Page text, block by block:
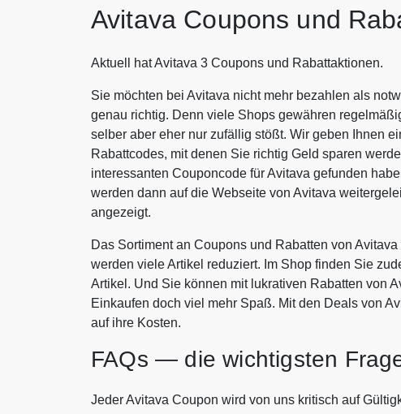
Avitava Coupons und
Aktuell hat Avitava 3 Coupons und Rabattaktionen.
Sie möchten bei Avitava nicht mehr bezahlen als
genau richtig. Denn viele Shops gewähren
selber aber eher nur zufällig stößt. Wir geben Ihnen
Rabattcodes, mit denen Sie richtig Geld sparen
interessanten Couponcode für Avitava gefunden
werden dann auf die Webseite von Avitava
angezeigt.
Das Sortiment an Coupons und Rabatten von
werden viele Artikel reduziert. Im Shop finden Sie
Artikel. Und Sie können mit lukrativen Rabatten von
Einkaufen doch viel mehr Spaß. Mit den Deals von
auf ihre Kosten.
FAQs — die wichtigsten
Jeder Avitava Coupon wird von uns kritisch auf